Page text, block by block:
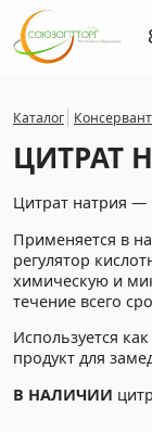
Каталог
ЦИТРАТ
Цитрат натрия —
Применяется в
регулятор
химическую и
течение всего
Используется
продукт для
В НАЛИЧИИ